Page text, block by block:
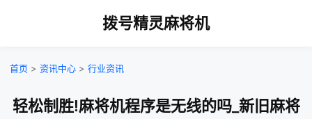
拨号精灵麻将机
首页 > 资讯中心 > 行业资讯
轻松制胜!麻将机程序是无线的吗_新旧麻将